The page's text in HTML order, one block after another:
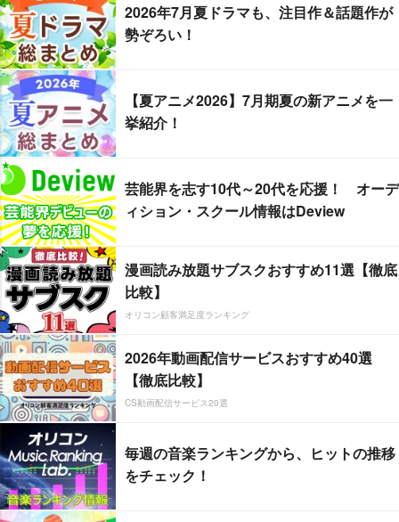
2026年7月夏ドラマも、注目作＆話題作が
勢ぞろい！
【夏アニメ2026】7月期夏の新アニメを一
挙紹介！
芸能界を志す10代～20代を応援！ オーデ
ィション・スクール情報はDeview
漫画読み放題サブスクおすすめ11選【徹底
比較】
オリコン顧客満足度ランキング
2026年動画配信サービスおすすめ40選
【徹底比較】
CS動画配信サービス20選
毎週の音楽ランキングから、ヒットの推移
をチェック！